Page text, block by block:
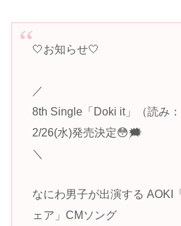
🤍お知らせ🤍
／
8th Single「Doki it」（読み：
2/26(水)発売決定😳🗯
＼
なにわ男子が出演する AOKI
ェア」CMソング